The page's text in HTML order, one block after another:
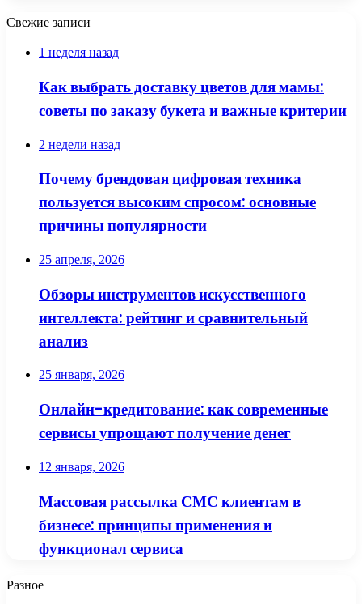
Свежие записи
1 неделя назад
Как выбрать доставку цветов для мамы:
советы по заказу букета и важные критерии
2 недели назад
Почему брендовая цифровая техника
пользуется высоким спросом: основные
причины популярности
25 апреля, 2026
Обзоры инструментов искусственного
интеллекта: рейтинг и сравнительный
анализ
25 января, 2026
Онлайн-кредитование: как современные
сервисы упрощают получение денег
12 января, 2026
Массовая рассылка СМС клиентам в
бизнесе: принципы применения и
функционал сервиса
Разное